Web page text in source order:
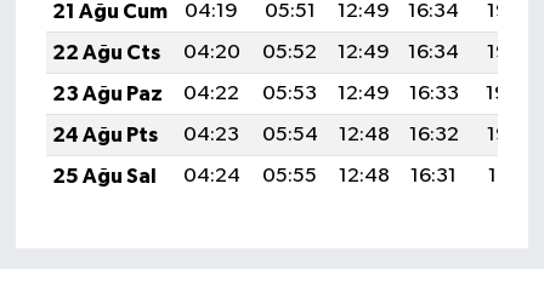
21 Ağu Cum
04:19 05:51 12:49 16:34
19:37
22 Ağu Cts
04:20 05:52 12:49 16:34
19:36
23 Ağu Paz
04:22 05:53 12:49 16:33
19:34
24 Ağu Pts
04:23 05:54 12:48 16:32
19:33
25 Ağu Sal
04:24 05:55 12:48 16:31 19:31